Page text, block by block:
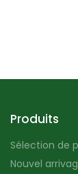
Produits
Sélection de
Nouvel